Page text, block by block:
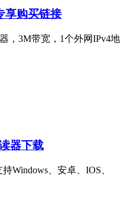
享购买链接
，3M带宽，1个外网IPv4地
器下载
Windows、安卓、IOS、